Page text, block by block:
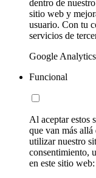
dentro de
sitio web y
usuario. Con tu
servicios de
Google
Funcional
Al aceptar estos
que van más
utilizar nuestro
consentimiento,
en este sitio web: